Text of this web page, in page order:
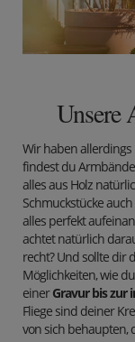
Unsere
Wir haben
findest du
alles aus Holz
Schmuckstücke
alles perfekt
achtet natürlich
recht? Und sollte dir
Möglichkeiten, wie
einerGravur bis zur
Fliege sind deiner
von sich behaupten,